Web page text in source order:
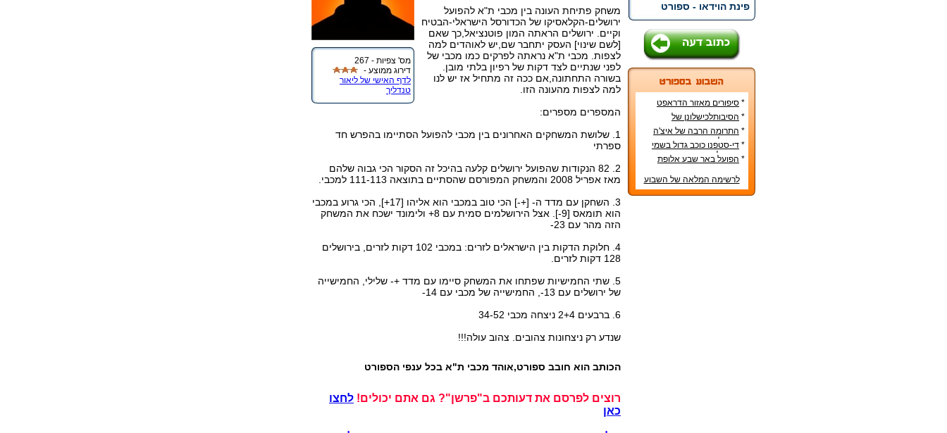
פינת הוידאו - ספורט
* סיפורים מאזור הדראפט
האמריקני
* הסיבותלכישלונן של
הנבחרות הסקנדינביות
* התרומה הרבה של איצ'ה
מנחם לקידום ענף הספורט
* די-סטפנו כוכב גדול בשמי
הכדורגל האירופי
* הפועל באר שבע אלופת
לרשימה המלאה של השבוע
מס' צפיות - 267
דירוג ממוצע -
לדף האישי של ליאור
טנדליך
משחק פתיחת העונה בין מכבי ת"א להפועל
ירושלים-הקלאסיקו של הכדורסל הישראלי-הבטיח
וקיים. ירושלים הראתה המון פוטנציאל,כך שאם
[לשם שינוי] העסק יתחבר שם,יש לאוהדים למה
לצפות. מכבי ת"א נראתה לפרקים כמו מכבי של
לפני שנתיים לצד דקות של רפיון בלתי מובן.
בשורה התחתונה,אם ככה זה מתחיל אז יש לנו
למה לצפות מהעונה הזו.
המספרים מספרים:
1. שלושת המשחקים האחרונים בין מכבי להפועל הסתיימו בהפרש חד
ספרתי
2. 82 הנקודות שהפועל ירושלים קלעה בהיכל זה הסקור הכי גבוה שלהם
מאז אפריל 2008 והמשחק המפורסם שהסתיים בתוצאה 111-113 למכבי.
3. השחקן עם מדד ה- [+-] הכי טוב במכבי הוא אליהו [17+], הכי גרוע במכבי
הוא תומאס [9-]. אצל הירושלמים סמית עם 8+ ולימונד ישכח את המשחק
הזה מהר עם 23-
4. חלוקת הדקות בין הישראלים לזרים: במכבי 102 דקות לזרים, בירושלים
128 דקות לזרים.
5. שתי החמישיות שפתחו את המשחק סיימו עם מדד +- שלילי, החמישייה
של ירושלים עם 13-, החמישייה של מכבי עם 14-
6. ברבעים 2+4 ניצחה מכבי 34-52
שנדע רק ניצחונות צהובים. צהוב עולה!!!
הכותב הוא חובב ספורט,אוהד מכבי ת"א בכל ענפי הספורט
רוצים לפרסם את דעותכם ב"פרשן"? גם אתם יכולים! לחצו
כאן